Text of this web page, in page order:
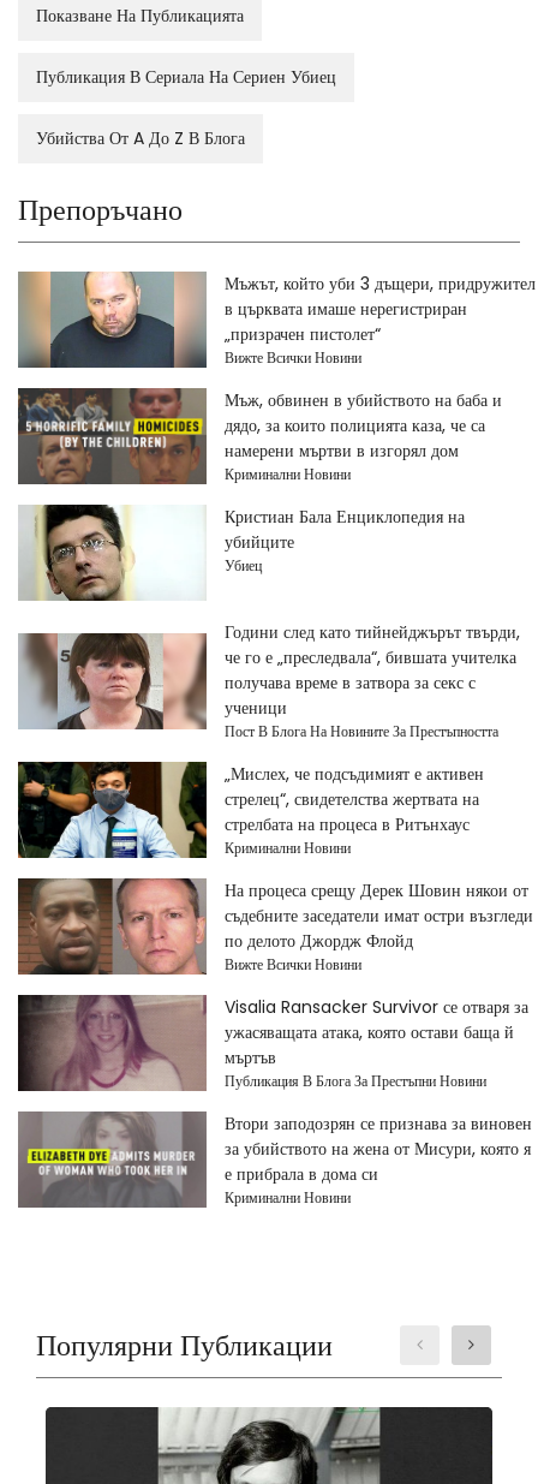
Показване На Публикацията
Публикация В Сериала На Сериен Убиец
Убийства От A До Z В Блога
Препоръчано
Мъжът, който уби 3 дъщери, придружител
в църквата имаше нерегистриран
„призрачен пистолет“
Вижте Всички Новини
Мъж, обвинен в убийството на баба и
дядо, за които полицията каза, че са
намерени мъртви в изгорял дом
Криминални Новини
Кристиан Бала Енциклопедия на
убийците
Убиец
Години след като тийнейджърът твърди,
че го е „преследвала“, бившата учителка
получава време в затвора за секс с
ученици
Пост В Блога На Новините За Престъпността
„Мислех, че подсъдимият е активен
стрелец“, свидетелства жертвата на
стрелбата на процеса в Ритънхаус
Криминални Новини
На процеса срещу Дерек Шовин някои от
съдебните заседатели имат остри възгледи
по делото Джордж Флойд
Вижте Всички Новини
Visalia Ransacker Survivor се отваря за
ужасяващата атака, която остави баща й
мъртъв
Публикация В Блога За Престъпни Новини
Втори заподозрян се признава за виновен
за убийството на жена от Мисури, която я
е прибрала в дома си
Криминални Новини
Популярни Публикации